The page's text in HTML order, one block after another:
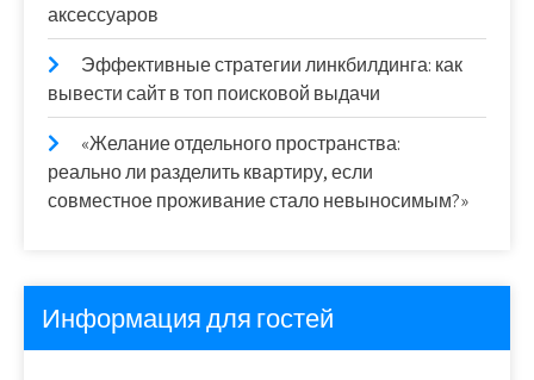
аксессуаров
Эффективные стратегии линкбилдинга: как
вывести сайт в топ поисковой выдачи
«Желание отдельного пространства:
реально ли разделить квартиру, если
совместное проживание стало невыносимым?»
Информация для гостей